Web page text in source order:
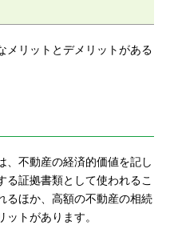
メリットとデメリットがある
、不動産の経済的価値を記し
る証拠書類として使われるこ
るほか、高額の不動産の相続
トがあります。